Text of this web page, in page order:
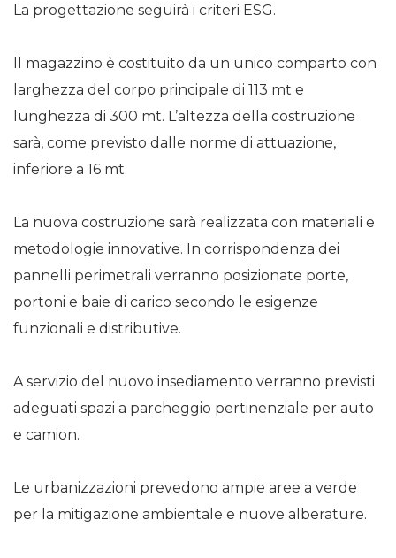
La progettazione seguirà i criteri ESG.
Il magazzino è costituito da un unico comparto con
larghezza del corpo principale di 113 mt e
lunghezza di 300 mt. L’altezza della costruzione
sarà, come previsto dalle norme di attuazione,
inferiore a 16 mt.
La nuova costruzione sarà realizzata con materiali e
metodologie innovative. In corrispondenza dei
pannelli perimetrali verranno posizionate porte,
portoni e baie di carico secondo le esigenze
funzionali e distributive.
A servizio del nuovo insediamento verranno previsti
adeguati spazi a parcheggio pertinenziale per auto
e camion.
Le urbanizzazioni prevedono ampie aree a verde
per la mitigazione ambientale e nuove alberature.